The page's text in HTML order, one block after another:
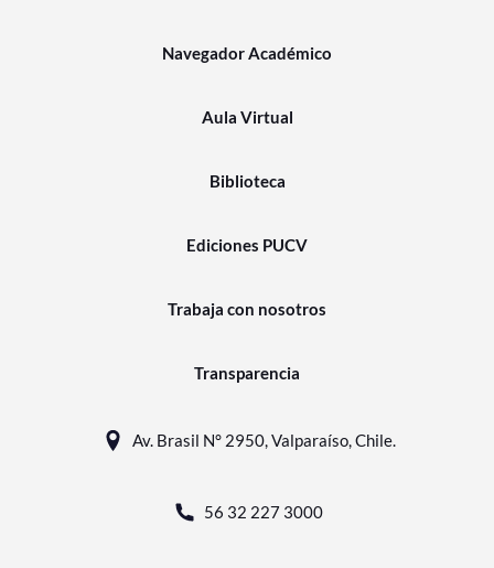
Navegador Académico
Aula Virtual
Biblioteca
Ediciones PUCV
Trabaja con nosotros
Transparencia
Av. Brasil N° 2950, Valparaíso, Chile.
56 32 227 3000